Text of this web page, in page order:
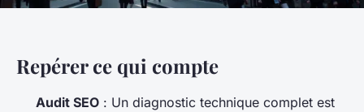
Repérer ce qui compte
Audit SEO : Un diagnostic technique complet est